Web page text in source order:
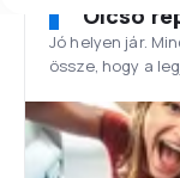
Olcsó
Jó helyen jár.
össze, hogy a